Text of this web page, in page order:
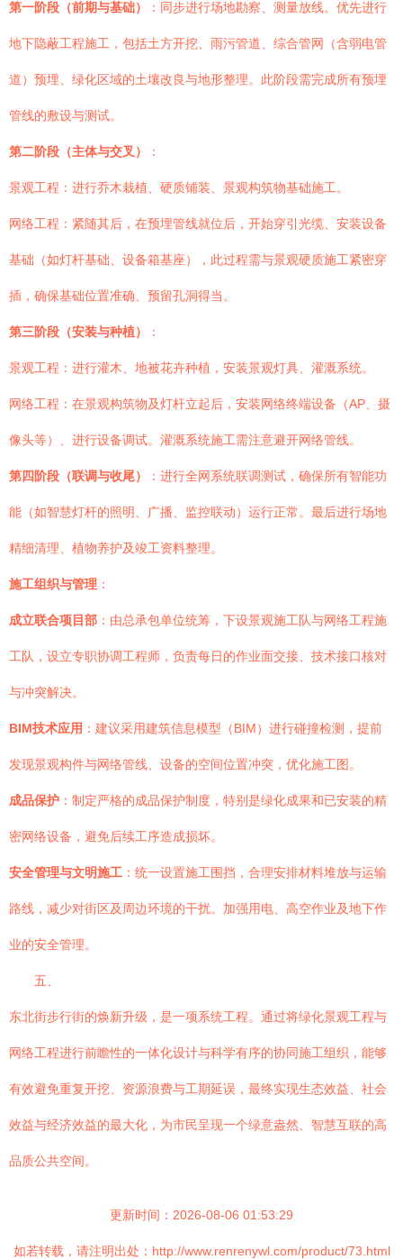
第一阶段（前期与基础） ：同步进行场地勘察、测量放线。优先进行
地下隐蔽工程施工，包括土方开挖、雨污管道、综合管网（含弱电管
道）预埋、绿化区域的土壤改良与地形整理。此阶段需完成所有预埋
管线的敷设与测试。
第二阶段（主体与交叉） ：
景观工程：进行乔木栽植、硬质铺装、景观构筑物基础施工。
网络工程：紧随其后，在预埋管线就位后，开始穿引光缆、安装设备
基础（如灯杆基础、设备箱基座），此过程需与景观硬质施工紧密穿
插，确保基础位置准确、预留孔洞得当。
第三阶段（安装与种植） ：
景观工程：进行灌木、地被花卉种植，安装景观灯具、灌溉系统。
网络工程：在景观构筑物及灯杆立起后，安装网络终端设备（AP、摄
像头等）、进行设备调试。灌溉系统施工需注意避开网络管线。
第四阶段（联调与收尾） ：进行全网系统联调测试，确保所有智能功
能（如智慧灯杆的照明、广播、监控联动）运行正常。最后进行场地
精细清理、植物养护及竣工资料整理。
施工组织与管理 ：
成立联合项目部 ：由总承包单位统筹，下设景观施工队与网络工程施
工队，设立专职协调工程师，负责每日的作业面交接、技术接口核对
与冲突解决。
BIM技术应用 ：建议采用建筑信息模型（BIM）进行碰撞检测，提前
发现景观构件与网络管线、设备的空间位置冲突，优化施工图。
成品保护 ：制定严格的成品保护制度，特别是绿化成果和已安装的精
密网络设备，避免后续工序造成损坏。
安全管理与文明施工 ：统一设置施工围挡，合理安排材料堆放与运输
路线，减少对街区及周边环境的干扰。加强用电、高空作业及地下作
业的安全管理。
五、
东北街步行街的焕新升级，是一项系统工程。通过将绿化景观工程与
网络工程进行前瞻性的一体化设计与科学有序的协同施工组织，能够
有效避免重复开挖、资源浪费与工期延误，最终实现生态效益、社会
效益与经济效益的最大化，为市民呈现一个绿意盎然、智慧互联的高
品质公共空间。
更新时间：2026-08-06 01:53:29
如若转载，请注明出处：http://www.renrenywl.com/product/73.html